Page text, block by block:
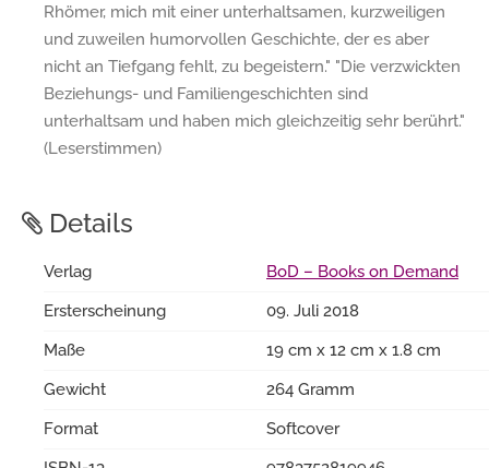
Rhömer, mich mit einer unterhaltsamen, kurzweiligen
und zuweilen humorvollen Geschichte, der es aber
nicht an Tiefgang fehlt, zu begeistern." "Die verzwickten
Beziehungs- und Familiengeschichten sind
unterhaltsam und haben mich gleichzeitig sehr berührt."
(Leserstimmen)
Details
Verlag
BoD – Books on Demand
Ersterscheinung
09. Juli 2018
Maße
19 cm x 12 cm x 1.8 cm
Gewicht
264 Gramm
Format
Softcover